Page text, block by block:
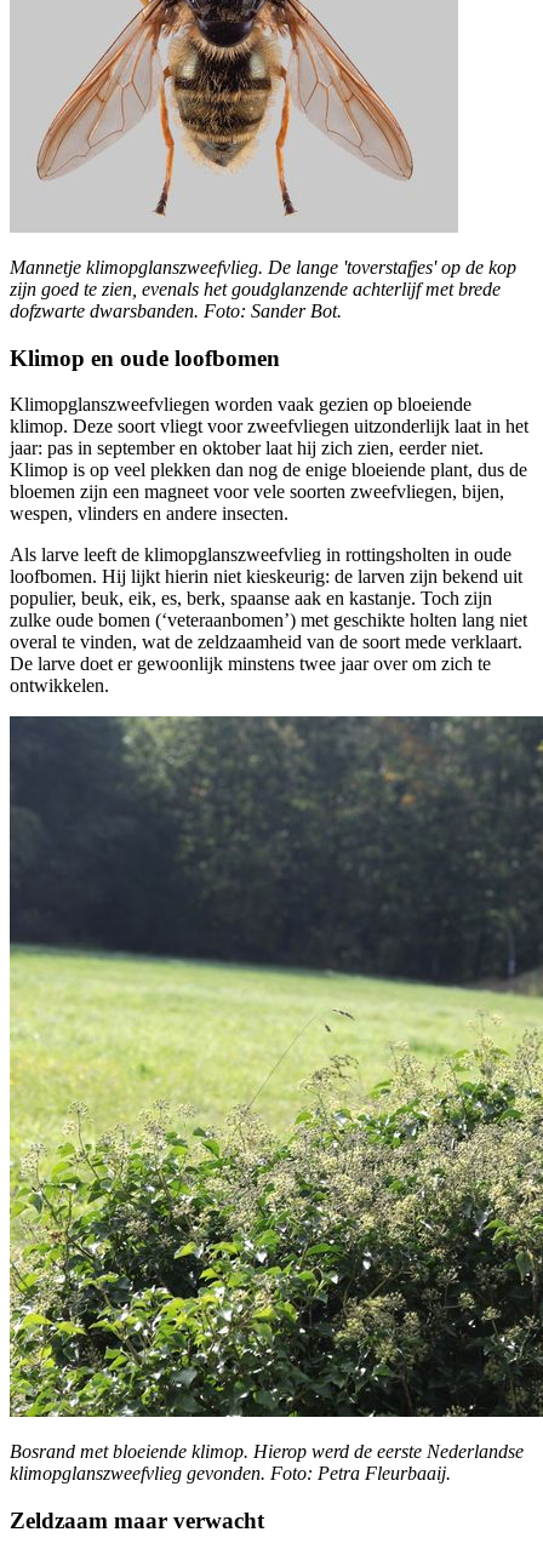
Mannetje klimopglanszweefvlieg. De lange 'toverstafjes' op de kop
zijn goed te zien, evenals het goudglanzende achterlijf met brede
dofzwarte dwarsbanden. Foto: Sander Bot.
Klimop en oude loofbomen
Klimopglanszweefvliegen worden vaak gezien op bloeiende
klimop. Deze soort vliegt voor zweefvliegen uitzonderlijk laat in het
jaar: pas in september en oktober laat hij zich zien, eerder niet.
Klimop is op veel plekken dan nog de enige bloeiende plant, dus de
bloemen zijn een magneet voor vele soorten zweefvliegen, bijen,
wespen, vlinders en andere insecten.
Als larve leeft de klimopglanszweefvlieg in rottingsholten in oude
loofbomen. Hij lijkt hierin niet kieskeurig: de larven zijn bekend uit
populier, beuk, eik, es, berk, spaanse aak en kastanje. Toch zijn
zulke oude bomen (‘veteraanbomen’) met geschikte holten lang niet
overal te vinden, wat de zeldzaamheid van de soort mede verklaart.
De larve doet er gewoonlijk minstens twee jaar over om zich te
ontwikkelen.
Bosrand met bloeiende klimop. Hierop werd de eerste Nederlandse
klimopglanszweefvlieg gevonden. Foto: Petra Fleurbaaij.
Zeldzaam maar verwacht